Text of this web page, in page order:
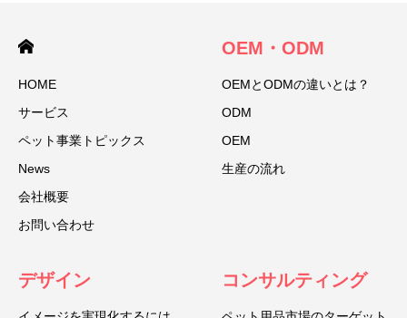
HOME
サービス
ペット事業トピックス
News
会社概要
お問い合わせ
OEM・ODM
OEMとODMの違いとは？
ODM
OEM
生産の流れ
デザイン コンサルティング